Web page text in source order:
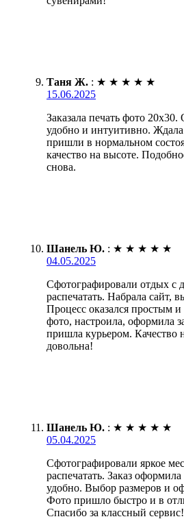
Таня Ж. : ★ ★ ★ ★ ★
15.06.2025
Заказала печать фото
удобно и интуитивно.
пришли в нормальном
качество на высоте.
снова.
Шанель Ю. : ★ ★ ★ ★ ★
04.05.2025
Сфотографировали отдых с
распечатать. Набрала сайт,
Процесс оказался простым
фото, настроила, оформила
пришла курьером. Качество
довольна!
Шанель Ю. : ★ ★ ★ ★ ★
05.04.2025
Сфотографировали яркое
распечатать. Заказ оформила
удобно. Выбор размеров и
Фото пришло быстро и в
Спасибо за классный сервис!